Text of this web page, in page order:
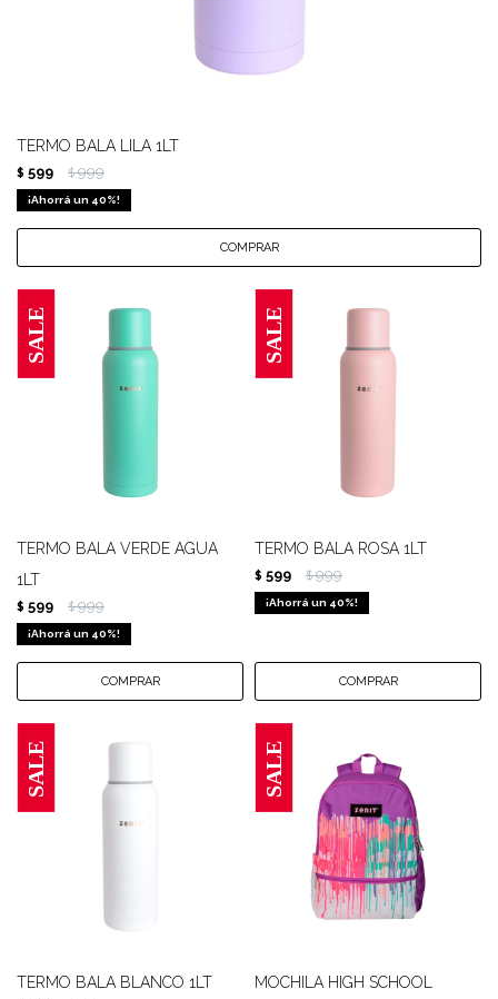
TERMO BALA LILA 1LT
$ 599 $ 999
40
TERMO BALA VERDE AGUA
1LT
$ 599 $ 999
40
TERMO BALA ROSA 1LT
$ 599 $ 999
40
TERMO BALA BLANCO 1LT
MOCHILA HIGH SCHOOL